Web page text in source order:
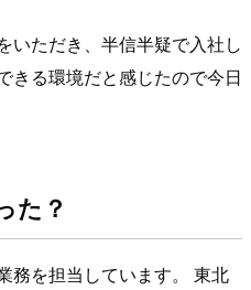
いただき、半信半疑で入社し
きる環境だと感じたので今日
た？
務を担当しています。 東北